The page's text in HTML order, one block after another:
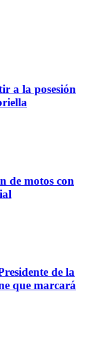
a la posesión
de motos con
de la
que marcará